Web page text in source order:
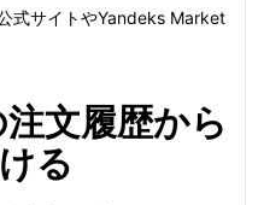
式サイトやYandeks Market
文履歴から
る